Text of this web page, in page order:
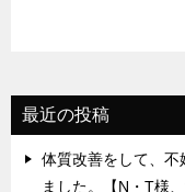
最近の投稿
体質改善をして、
ました。【N・T様、